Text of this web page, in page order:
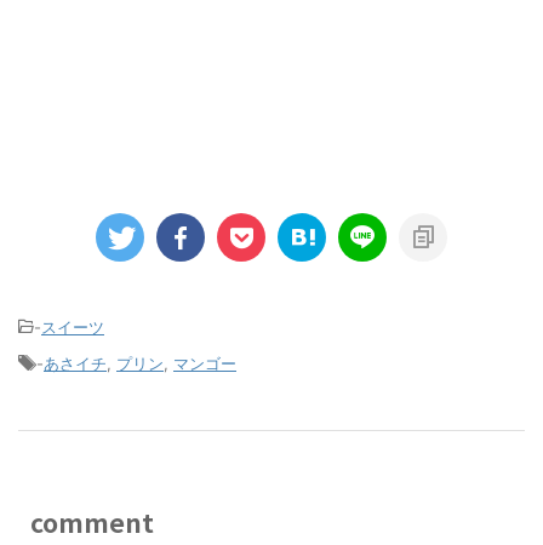
-スイーツ
-あさイチ プリン マンゴー
comment